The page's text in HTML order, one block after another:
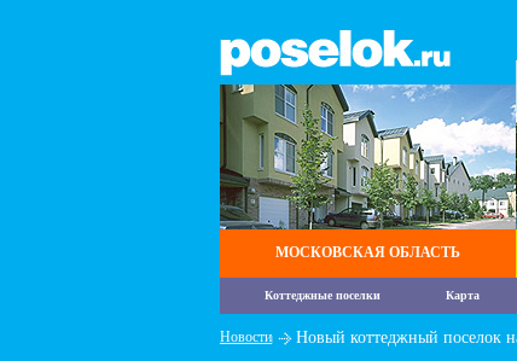
МОСКОВСКАЯ ОБЛАСТЬ
Коттеджные поселки Карта
Новости Новый коттеджный поселок